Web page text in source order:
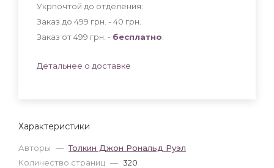
Характеристики
Авторы — Толкин Джон Рональд Руэл
Количество страниц — 320
Укрпочтой до отделения:
Заказ до 499 грн. - 40 грн
Заказ от 499 грн. - бесплатно
Детальнее о доставке